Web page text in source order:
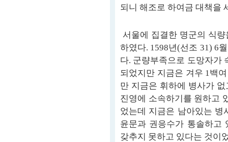
되니 해조로 하여금 대책을
서울에 집결한 명군의 식
하였다. 1598년(선조 31) 6
다. 군량부족으로 도망자가
되었지만 지금은 겨우 1백
만 지금은 휘하에 병사가
진영에 소속하기를 원하고
었는데 지금은 남아있는 병
윤문과 권응수가 통솔하고
갖추지 못하고 있다는 것이